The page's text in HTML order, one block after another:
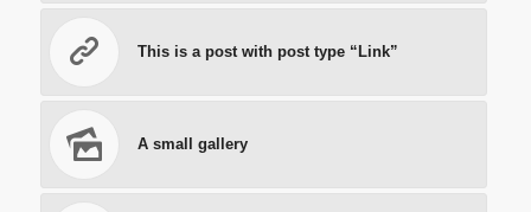
This is a post with post type “Link”
A small gallery